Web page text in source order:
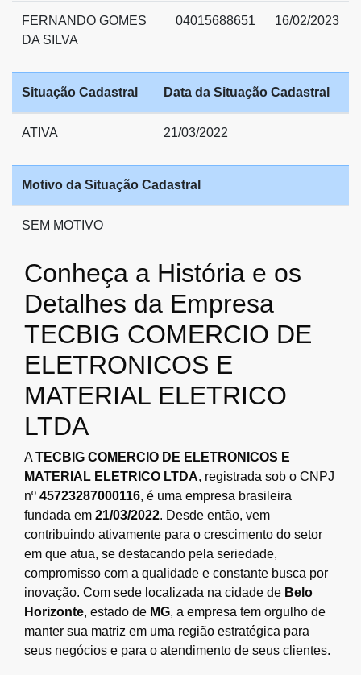
FERNANDO GOMES
DA SILVA
04015688651 16/02/2023
Situação Cadastral Data da Situação Cadastral
ATIVA 21/03/2022
Motivo da Situação Cadastral
SEM MOTIVO
Conheça a História e os
Detalhes da Empresa
TECBIG COMERCIO DE
ELETRONICOS E
MATERIAL ELETRICO
LTDA
ATECBIG COMERCIO DE ELETRONICOS E
MATERIAL ELETRICO LTDA, registrada sob o CNPJ
nº 45723287000116, é uma empresa brasileira
fundada em 21/03/2022. Desde então, vem
contribuindo ativamente para o crescimento do setor
em que atua, se destacando pela seriedade,
compromisso com a qualidade e constante busca por
inovação. Com sede localizada na cidade de Belo
Horizonte, estado de MG, a empresa tem orgulho de
manter sua matriz em uma região estratégica para
seus negócios e para o atendimento de seus clientes.